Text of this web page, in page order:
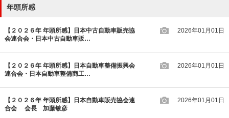
年頭所感
【２０２６年 年頭所感】日本中古自動車販売協
会連合会・日本中古自動車販…
2026年01月01日
【２０２６年 年頭所感】日本自動車整備振興会
連合会・日本自動車整備商工…
2026年01月01日
【２０２６年 年頭所感】日本自動車販売協会連
合会 会長 加藤敏彦
2026年01月01日